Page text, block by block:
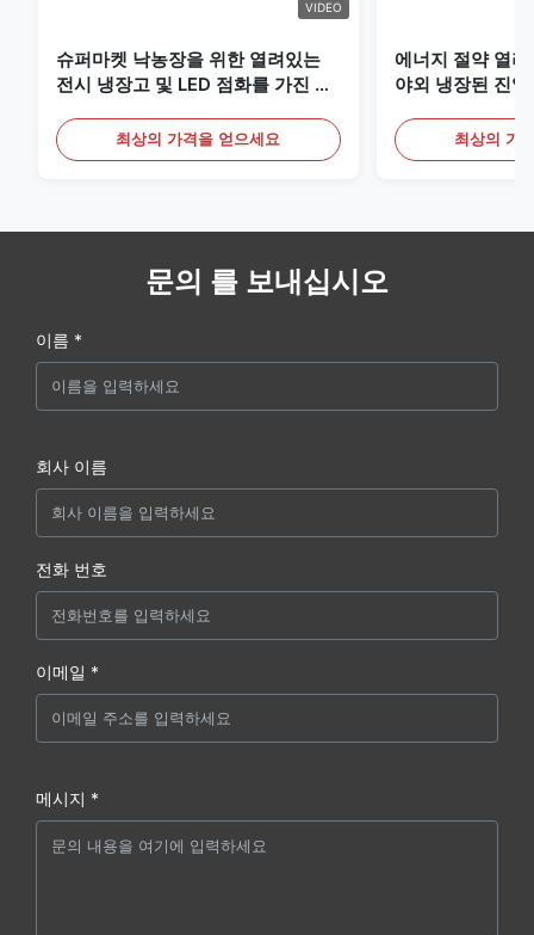
VIDEO
슈퍼마켓 낙농장을 위한 열려있는
전시 냉장고 및 LED 점화를 가진 음
최상의 가격을 얻으세요
에너지 절약 열
야외 냉장된 진열
최상의 가
문의 를 보내십시오
이름 *
회사 이름
전화 번호
이메일 *
메시지 *